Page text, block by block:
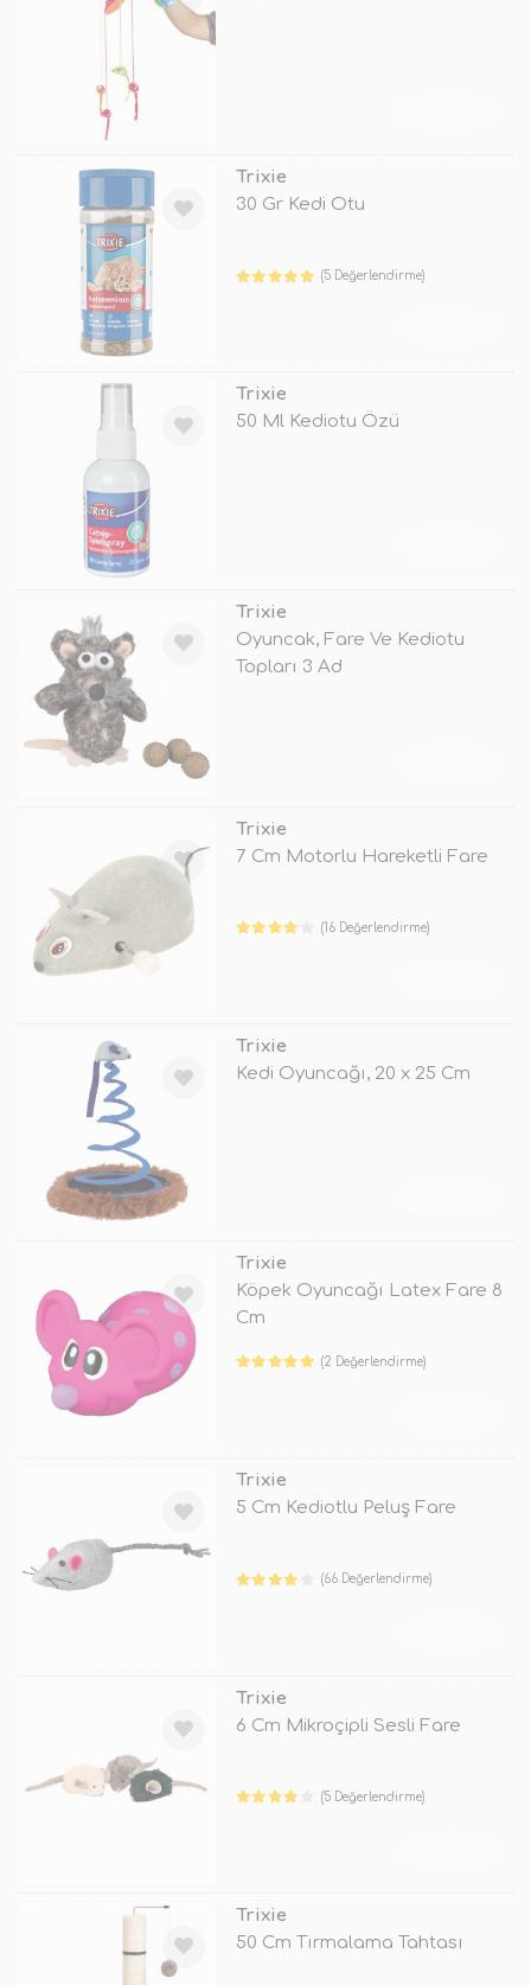
Trixie
30 Gr Kedi Otu
(5 Değerlendirme)
Trixie
50 Ml Kediotu Özü
Trixie
Oyuncak, Fare Ve Kediotu
Topları 3 Ad
Trixie
7 Cm Motorlu Hareketli Fare
(16 Değerlendirme)
Trixie
Kedi Oyuncağı, 20 x 25 Cm
Trixie
Köpek Oyuncağı Latex Fare 8
Cm
(2 Değerlendirme)
Trixie
5 Cm Kediotlu Peluş Fare
(66 Değerlendirme)
Trixie
6 Cm Mikroçipli Sesli Fare
(5 Değerlendirme)
Trixie
50 Cm Tırmalama Tahtası